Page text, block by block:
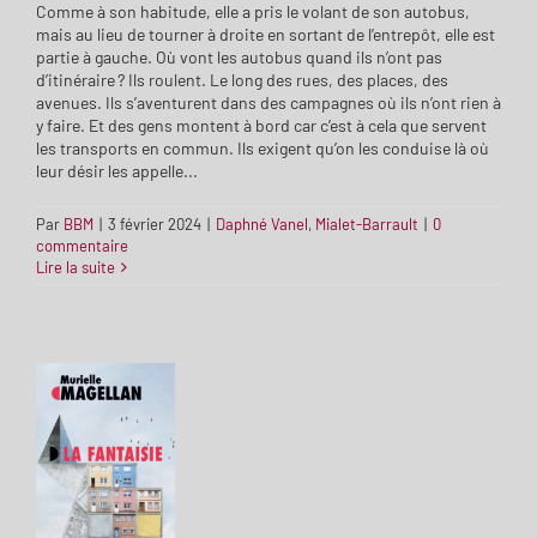
Comme à son habitude, elle a pris le volant de son autobus,
mais au lieu de tourner à droite en sortant de l’entrepôt, elle est
partie à gauche. Où vont les autobus quand ils n’ont pas
d’itinéraire ? Ils roulent. Le long des rues, des places, des
avenues. Ils s’aventurent dans des campagnes où ils n’ont rien à
y faire. Et des gens montent à bord car c’est à cela que servent
les transports en commun. Ils exigent qu’on les conduise là où
leur désir les appelle...
Par BBM | 3 février 2024 | Daphné Vanel, Mialet-Barrault | 0
commentaire
Lire la suite